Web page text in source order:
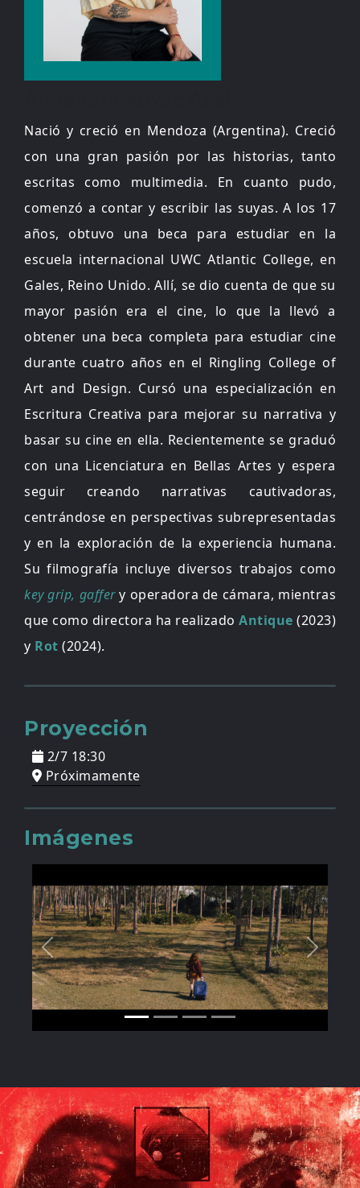
Nació y creció en Mendoza (Argentina). Creció
con una gran pasión por las historias, tanto
escritas como multimedia. En cuanto pudo,
comenzó a contar y escribir las suyas. A los 17
años, obtuvo una beca para estudiar en la
escuela internacional UWC Atlantic College, en
Gales, Reino Unido. Allí, se dio cuenta de que su
mayor pasión era el cine, lo que la llevó a
obtener una beca completa para estudiar cine
durante cuatro años en el Ringling College of
Art and Design. Cursó una especialización en
Escritura Creativa para mejorar su narrativa y
basar su cine en ella. Recientemente se graduó
con una Licenciatura en Bellas Artes y espera
seguir creando narrativas cautivadoras,
centrándose en perspectivas subrepresentadas
y en la exploración de la experiencia humana.
Su filmografía incluye diversos trabajos como
key grip, gaffery operadora de cámara, mientras
que como directora ha realizado Antique (2023)
y Rot (2024).
Proyección
2/7 18:30
Próximamente
Imágenes